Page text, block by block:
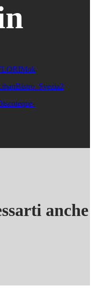
anche